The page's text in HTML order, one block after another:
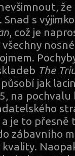
Snad s
, což je
The
jak
na pochvalu
je to přesně
zábavního